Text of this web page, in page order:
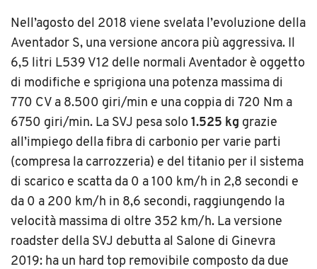
Nell’agosto del 2018 viene svelata l’evoluzione della
Aventador S, una versione ancora più aggressiva. Il
6,5 litri L539 V12 delle normali Aventador è oggetto
di modifiche e sprigiona una potenza massima di
770 CV a 8.500 giri/min e una coppia di 720 Nm a
6750 giri/min. La SVJ pesa solo 1.525 kg grazie
all’impiego della fibra di carbonio per varie parti
(compresa la carrozzeria) e del titanio per il sistema
di scarico e scatta da 0 a 100 km/h in 2,8 secondi e
da 0 a 200 km/h in 8,6 secondi, raggiungendo la
velocità massima di oltre 352 km/h. La versione
roadster della SVJ debutta al Salone di Ginevra
2019: ha un hard top removibile composto da due